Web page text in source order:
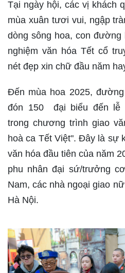
Tại ngày hội, các vị khách
mùa xuân tươi vui, ngập
dòng sông hoa, con
nghiệm văn hóa Tết cổ
nét đẹp xin chữ đầu năm
Đến mùa hoa 2025,
đón 150 đại biểu đến lễ
trong chương trình giao
hoà ca Tết Việt". Đây là sự
văn hóa đầu tiên của năm
phu nhân đại sứ/trưởng
Nam, các nhà ngoại giao
Hà Nội.